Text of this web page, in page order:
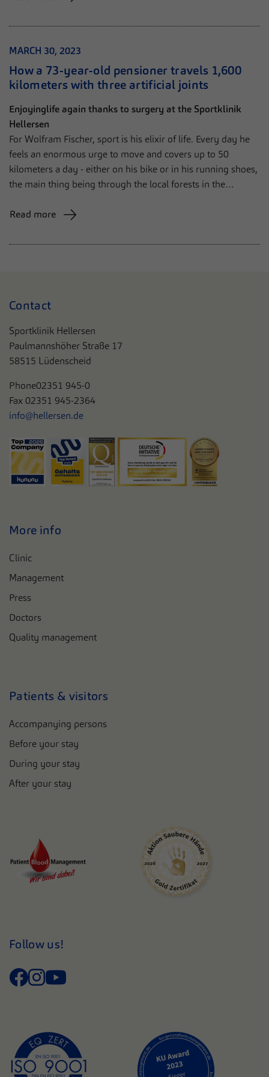
MARCH 30, 2023
How a 73-year-old pensioner travels 1,600
kilometers with three artificial joints
Enjoyinglife again thanks to surgery at the Sportklinik
Hellersen
For Wolfram Fischer, sport is his elixir of life. Every day he
feels an enormous urge to move and covers up to 50
kilometers a day - either on his bike or in his running shoes,
the main thing being through the local forests in the…
Read more
Contact
Sportklinik Hellersen
Paulmannshöher Straße 17
58515 Lüdenscheid
Phone02351 945-0
Fax 02351 945-2364
info@hellersen.de
More info
Clinic
Management
Press
Doctors
Quality management
Patients & visitors
Accompanying persons
Before your stay
During your stay
After your stay
Follow us!